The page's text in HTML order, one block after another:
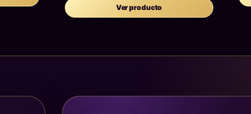
Ver producto